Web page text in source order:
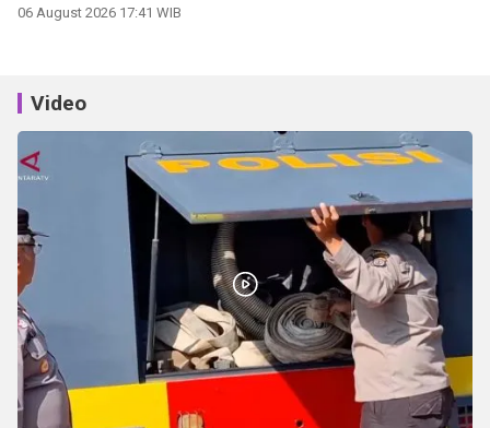
06 August 2026 17:41 WIB
Video